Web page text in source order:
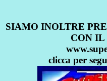
SIAMO INOLTRE
CON IL
clicca per